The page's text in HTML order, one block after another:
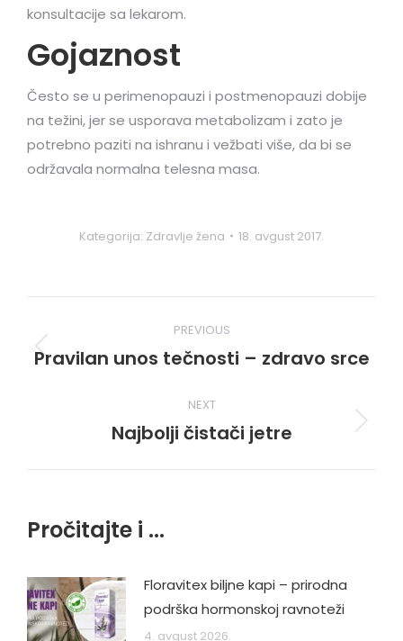
konsultacije sa lekarom.
Gojaznost
Često se u perimenopauzi i postmenopauzi dobije
na težini, jer se usporava metabolizam i zato je
potrebno paziti na ishranu i vežbati više, da bi se
održavala normalna telesna masa.
Kategorija: Zdravlje žena 18. avgust 2017.
navigation
PREVIOUS
Previous
Pravilan unos tečnosti – zdravo srce
NEXT
Next
Najbolji čistači jetre
Pročitajte i ...
Floravitex biljne kapi – prirodna
podrška hormonskoj ravnoteži
4. avgust 2026.